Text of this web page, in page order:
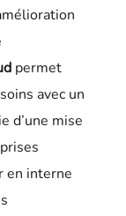
permet
avec un
d’une mise
en interne